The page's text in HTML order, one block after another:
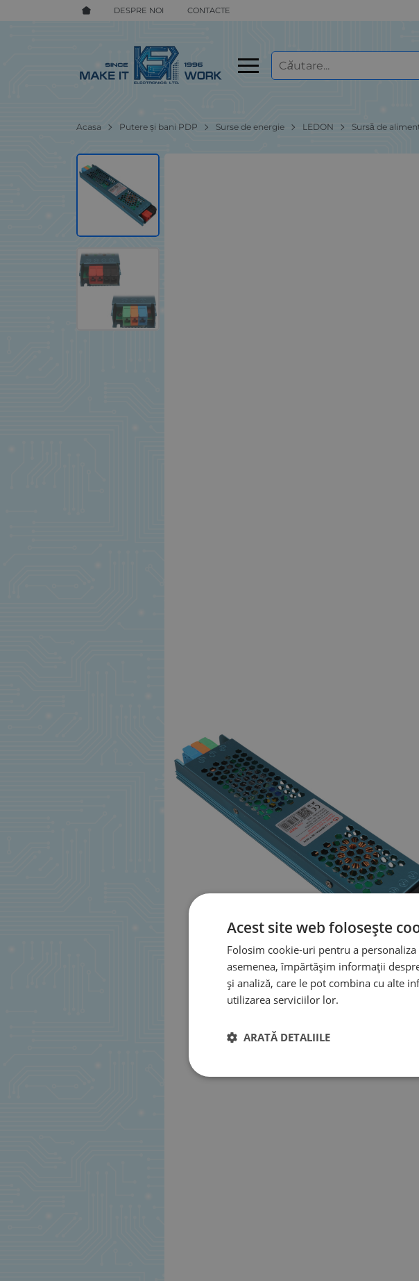
DESPRE NOI CONTACTE
Acasa Putere și bani PDP Surse de energie LEDON Sursă de
Acest site web folosește
Folosim cookie-uri pentru a
asemenea, împărtășim informații
și analiză, care le pot combina cu alte
utilizarea serviciilor lor.
ARATĂ DETALIILE